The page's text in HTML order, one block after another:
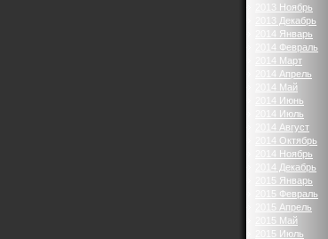
2013 Ноябрь
2013 Декабрь
2014 Январь
2014 Февраль
2014 Март
2014 Апрель
2014 Май
2014 Июнь
2014 Июль
2014 Август
2014 Октябрь
2014 Ноябрь
2014 Декабрь
2015 Январь
2015 Февраль
2015 Апрель
2015 Май
2015 Июль